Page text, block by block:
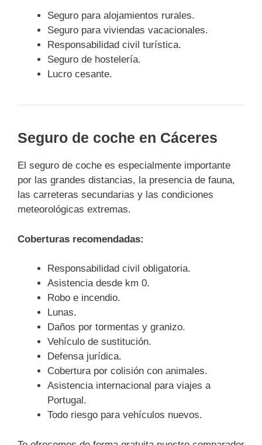
Seguro para alojamientos rurales.
Seguro para viviendas vacacionales.
Responsabilidad civil turística.
Seguro de hostelería.
Lucro cesante.
Seguro de coche en Cáceres
El seguro de coche es especialmente importante
por las grandes distancias, la presencia de fauna,
las carreteras secundarias y las condiciones
meteorológicas extremas.
Coberturas recomendadas:
Responsabilidad civil obligatoria.
Asistencia desde km 0.
Robo e incendio.
Lunas.
Daños por tormentas y granizo.
Vehículo de sustitución.
Defensa jurídica.
Cobertura por colisión con animales.
Asistencia internacional para viajes a
Portugal.
Todo riesgo para vehículos nuevos.